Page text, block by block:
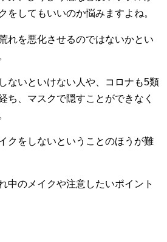
をしてもいいのか悩みますよね。
れを悪化させるのではないかとい
ないといけない人や、コロナも5類
ち、マスクで隠すことができなく
クをしないということのほうが難
中のメイクや注意したいポイント